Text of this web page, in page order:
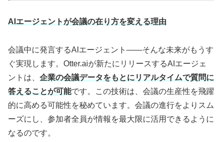
AIエージェントが会議の在り方を変える理由
会議中に発言するAIエージェント――そんな未来がもうす
ぐ実現します。Otter.aiが新たにリリースするAIエージェ
ントは、 企業の会議データをもとにリアルタイムで質問に
答えることが可能です。この技術は、会議の生産性を飛躍
的に高める可能性を秘めています。会議の進行をよりスム
ーズにし、参加者全員が情報を最大限に活用できるように
なるのです。